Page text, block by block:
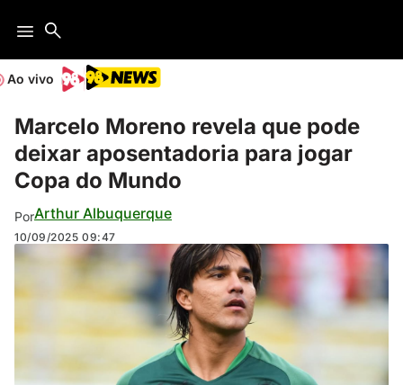
Ao vivo
Marcelo Moreno revela que pode
deixar aposentadoria para jogar
Copa do Mundo
PorArthur Albuquerque
10/09/2025 09:47